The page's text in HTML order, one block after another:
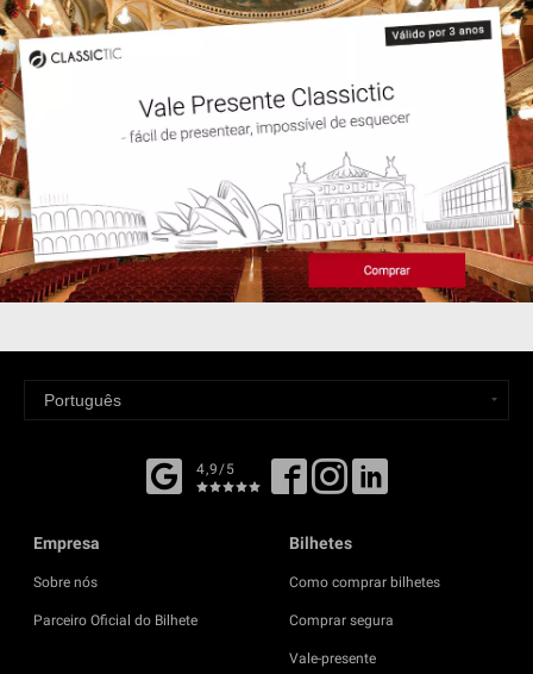
4,9/5
Empresa
Sobre nós
Parceiro Oficial do Bilhete
Bilhetes
Como comprar bilhetes
Comprar segura
Vale-presente